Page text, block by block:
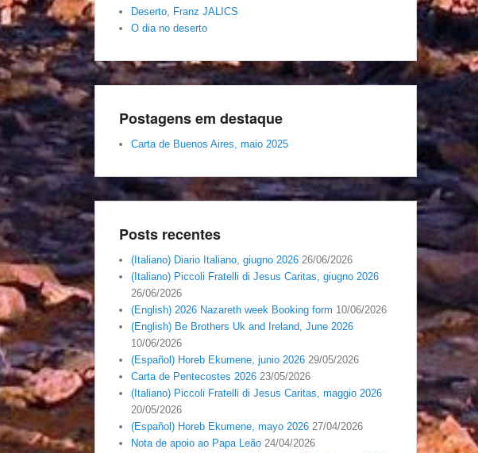
Deserto, Franz JALICS
O dia no deserto
Postagens em destaque
Carta de Buenos Aires, maio 2025
Posts recentes
(Italiano) Diario Italiano, giugno 2026 26/06/2026
(Italiano) Piccoli Fratelli di Jesus Caritas, giugno 2026
26/06/2026
(English) 2026 Nazareth week Booking form 10/06/2026
(English) Be Brothers Uk and Ireland, June 2026
10/06/2026
(Español) Horeb Ekumene, junio 2026 29/05/2026
Carta de Pentecostes 2026 23/05/2026
(Italiano) Piccoli Fratelli di Jesus Caritas, maggio 2026
20/05/2026
(Español) Horeb Ekumene, mayo 2026 27/04/2026
Nota de apoio ao Papa Leão 24/04/2026